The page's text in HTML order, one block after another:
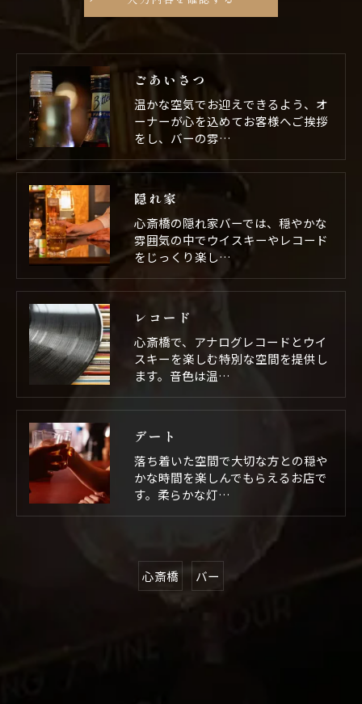
個人情報の開示･訂正･削除・利用停止の具体的手続きに
つきましては、お電話でお問合せ下さい。
ごあいさつ
温かな空気でお迎えできるよう、オ
ーナーが心を込めてお客様へご挨拶
をし、バーの雰…
隠れ家
心斎橋の隠れ家バーでは、穏やかな
雰囲気の中でウイスキーやレコード
をじっくり楽し…
レコード
心斎橋で、アナログレコードとウイ
スキーを楽しむ特別な空間を提供し
ます。音色は温…
デート
落ち着いた空間で大切な方との穏や
かな時間を楽しんでもらえるお店で
す。柔らかな灯…
心斎橋 バー
お問い合わせはこちら